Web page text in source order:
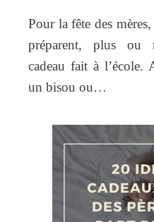
Pour la fête des
préparent, plus ou
cadeau fait à l’école.
un bisou ou…